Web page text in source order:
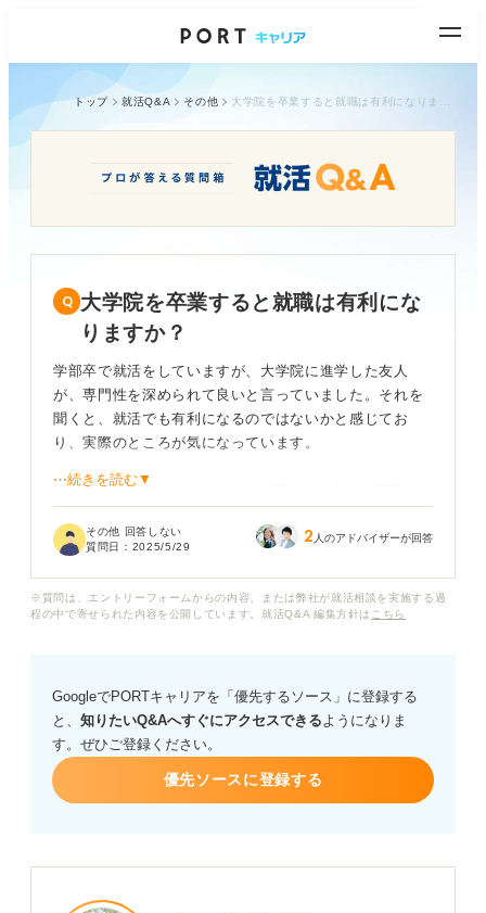
トップ 就活Q&A その他
大学院を卒業すると就職は有利にな
りますか？
学部卒で就活をしていますが、大学院に進学した友人
が、専門性を深められて良いと言っていました。それを
聞くと、就活でも有利になるのではないかと感じてお
り、実際のところが気になっています。
大学院を卒業すると、やはり学部卒よりも就活で有利に
⋯続きを読む▼
その他 回答しない
質問日： 2025/5/29 2 人のアドバイザーが回答
※質問は、エントリーフォームからの内容、または弊社が就活相談を実施する過
程の中で寄せられた内容を公開しています。就活Q&A 編集方針は こちら
GoogleでPORTキャリアを「優先するソース」に登録する
と、 知りたいQ&Aへすぐにアクセスできるようになりま
す。ぜひご登録ください。
優先ソースに登録する